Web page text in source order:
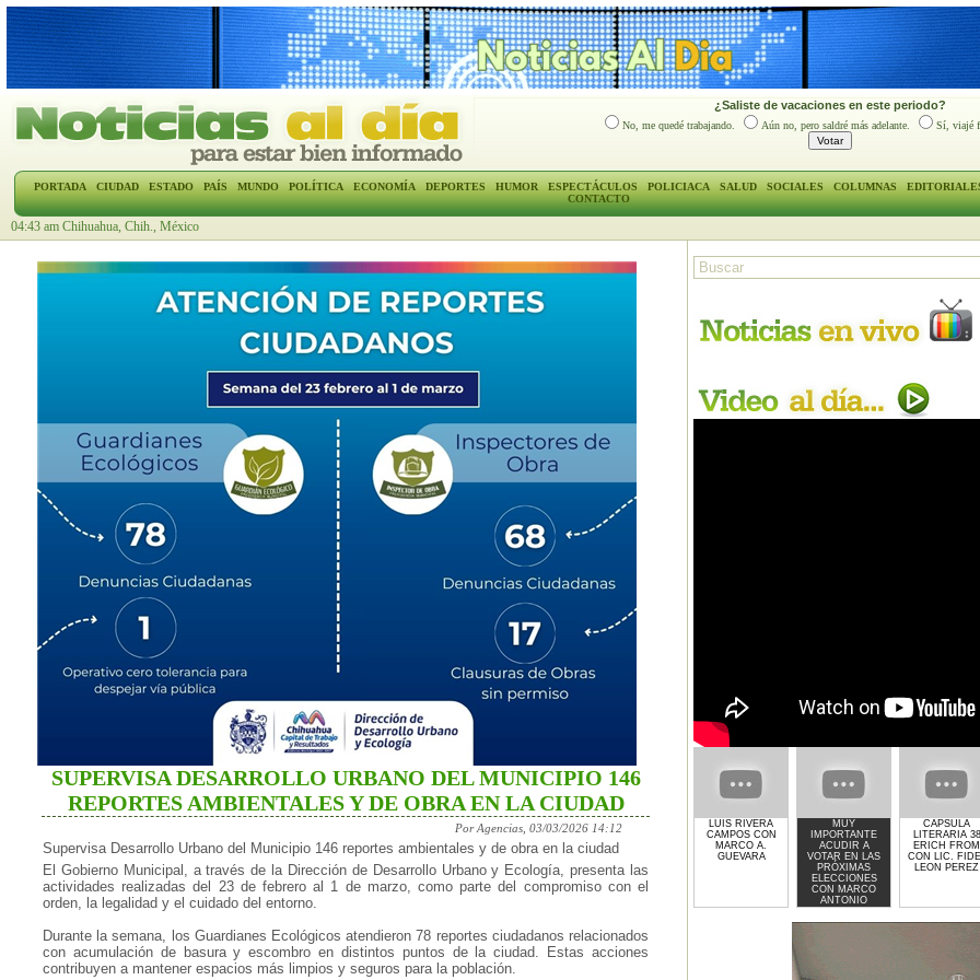
¿Saliste de vacaciones en este periodo?
No, me quedé trabajando. Aún no, pero saldré más adelante. Sí, viajé
PORTADA CIUDAD ESTADO PAÍS MUNDO POLÍTICA ECONOMÍA DEPORTES HUMOR ESPECTÁCULOS POLICIACA SALUD SOCIALES COLUMNAS
CONTACTO
04:43 am Chihuahua, Chih., México
SUPERVISA DESARROLLO URBANO DEL MUNICIPIO 146
REPORTES AMBIENTALES Y DE OBRA EN LA CIUDAD
Por Agencias, 03/03/2026 14:12
Supervisa Desarrollo Urbano del Municipio 146 reportes ambientales y de obra en la ciudad
El Gobierno Municipal, a través de la Dirección de Desarrollo Urbano y Ecología, presenta las
actividades realizadas del 23 de febrero al 1 de marzo, como parte del compromiso con el
orden, la legalidad y el cuidado del entorno.
Durante la semana, los Guardianes Ecológicos atendieron 78 reportes ciudadanos relacionados
con acumulación de basura y escombro en distintos puntos de la ciudad. Estas acciones
contribuyen a mantener espacios más limpios y seguros para la población.
LUIS RIVERA
CAMPOS CON
MARCO A.
GUEVARA
MUY
IMPORTANTE
ACUDIR A
VOTAR EN LAS
PRÓXIMAS
ELECCIONES
CON MARCO
ANTONIO
GUEVARA
CAPSULA
LITERARIA 38
ERICH FROM
CON LIC. FIDEL
LEON PEREZ